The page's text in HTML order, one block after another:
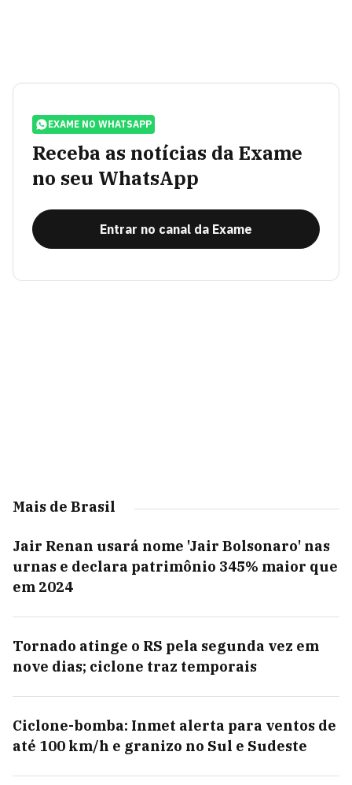
EXAME NO WHATSAPP
Receba as notícias da Exame
no seu WhatsApp
Entrar no canal da Exame
Mais de Brasil
Jair Renan usará nome 'Jair Bolsonaro' nas
urnas e declara patrimônio 345% maior que
em 2024
Tornado atinge o RS pela segunda vez em
nove dias; ciclone traz temporais
Ciclone-bomba: Inmet alerta para ventos de
até 100 km/h e granizo no Sul e Sudeste